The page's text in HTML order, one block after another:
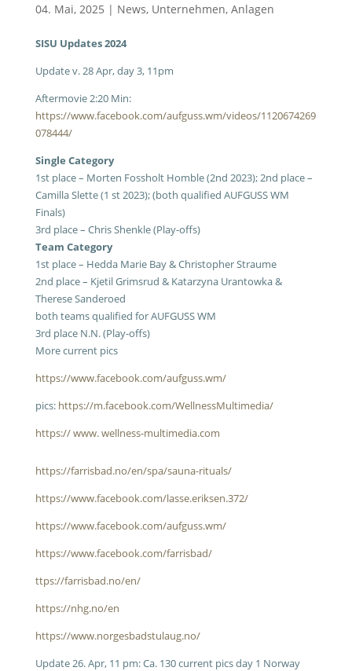
04. Mai, 2025 | News, Unternehmen, Anlagen
SISU Updates 2024
Update v. 28 Apr, day 3, 11pm
Aftermovie 2:20 Min:
https://www.facebook.com/aufguss.wm/videos/1120674269
078444/
Single Category
1st place – Morten Fossholt Homble (2nd 2023);2nd place –
Camilla Slette (1 st 2023); (both qualified AUFGUSS WM
Finals)
3rd place – Chris Shenkle (Play-offs)
Team Category
1st place – Hedda Marie Bay & Christopher Straume
2nd place – Kjetil Grimsrud & Katarzyna Urantowka &
Therese Sanderoed
both teams qualified for AUFGUSS WM
3rd place N.N. (Play-offs)
More current pics
https://www.facebook.com/aufguss.wm/
pics: https://m.facebook.com/WellnessMultimedia/
https:// www. wellness-multimedia.com
https://farrisbad.no/en/spa/sauna-rituals/
https://www.facebook.com/lasse.eriksen.372/
https://www.facebook.com/aufguss.wm/
https://www.facebook.com/farrisbad/
ttps://farrisbad.no/en/
https://nhg.no/en
https://www.norgesbadstulaug.no/
Update 26. Apr, 11 pm: Ca. 130 current pics day 1 Norway